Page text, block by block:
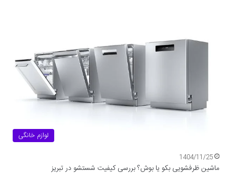
لوازم خانگی
1404/11/25
ماشین ظرفشویی بکو یا بوش؟ بررسی کیفیت شستشو در تبریز